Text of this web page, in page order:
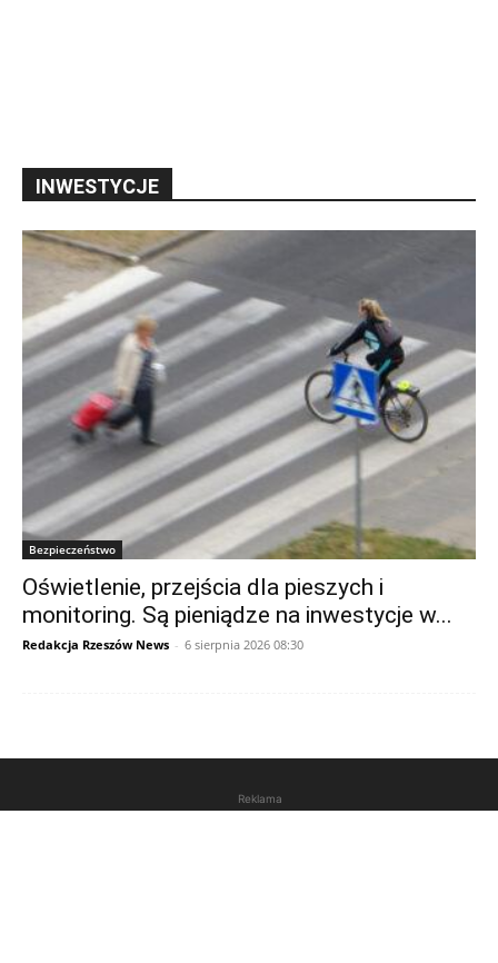
INWESTYCJE
Bezpieczeństwo
Oświetlenie, przejścia dla pieszych i
monitoring. Są pieniądze na inwestycje w...
Redakcja Rzeszów News - 6 sierpnia 2026 08:30
Reklama